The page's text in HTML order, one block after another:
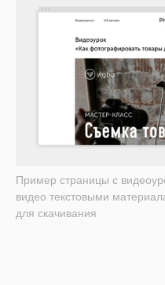
Пример страницы с
видео текстовыми
для скачивания